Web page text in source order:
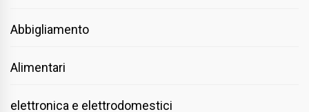
Abbigliamento
Alimentari
elettronica e elettrodomestici